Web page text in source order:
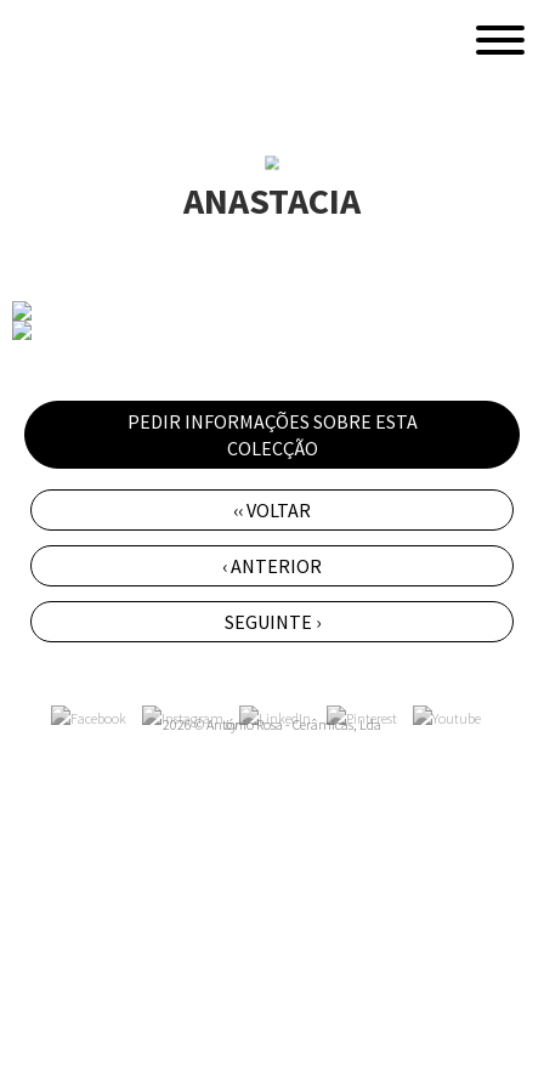
ANASTACIA
PEDIR INFORMAÇÕES SOBRE ESTA
COLECÇÃO
‹‹ VOLTAR
‹ ANTERIOR
SEGUINTE ›
2026 © António Rosa - Cerâmicas, Lda
by